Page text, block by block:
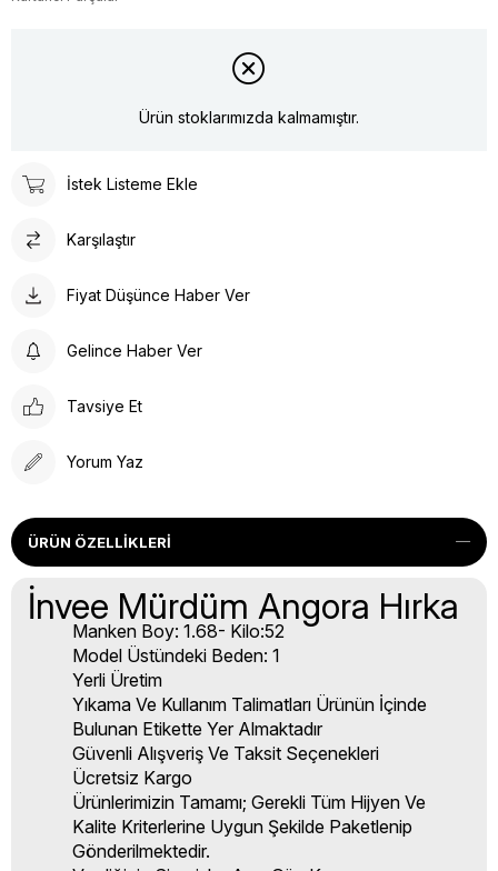
Ürün stoklarımızda kalmamıştır.
İstek Listeme Ekle
Karşılaştır
Fiyat Düşünce Haber Ver
Gelince Haber Ver
Tavsiye Et
Yorum Yaz
ÜRÜN ÖZELLIKLERI
İnvee Mürdüm Angora Hırka
Manken Boy: 1.68- Kilo:52
Model Üstündeki Beden: 1
Yerli Üretim
Yıkama Ve Kullanım Talimatları Ürünün İçinde
Bulunan Etikette Yer Almaktadır
Güvenli Alışveriş Ve Taksit Seçenekleri
Ücretsiz Kargo
Ürünlerimizin Tamamı; Gerekli Tüm Hijyen Ve
Kalite Kriterlerine Uygun Şekilde Paketlenip
Gönderilmektedir.